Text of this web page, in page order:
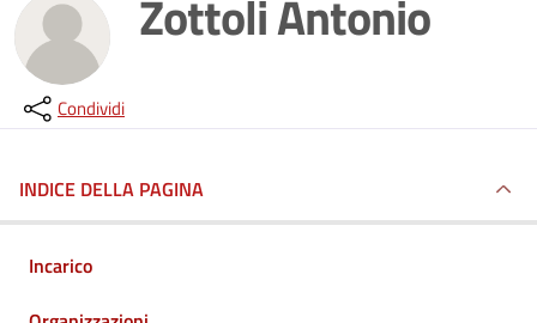
Zottoli Antonio
Condividi
INDICE DELLA PAGINA
Incarico